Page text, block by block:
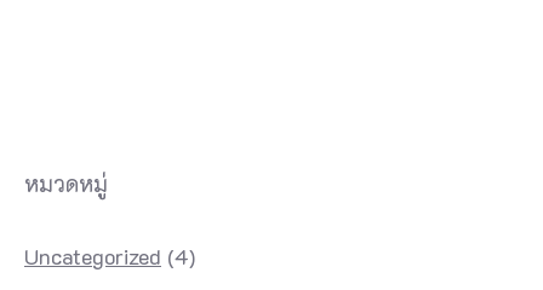
หมวดหมู่
Uncategorized (4)